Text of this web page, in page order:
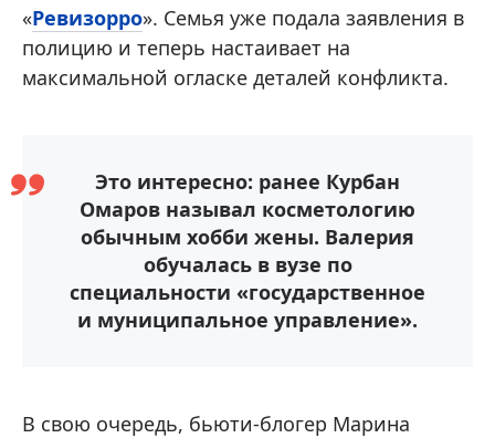
«Ревизорро». Семья уже подала заявления в
полицию и теперь настаивает на
максимальной огласке деталей конфликта.
Это интересно: ранее Курбан
Омаров называл косметологию
обычным хобби жены. Валерия
обучалась в вузе по
специальности «государственное
и муниципальное управление».
В свою очередь, бьюти-блогер Марина